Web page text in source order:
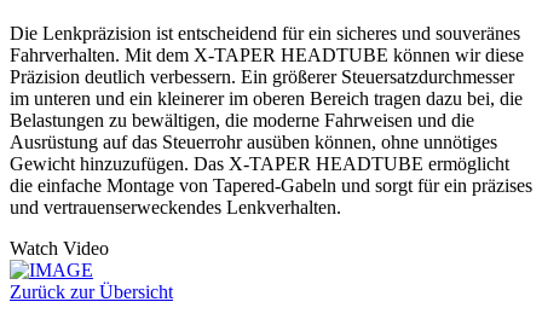
Die Lenkpräzision ist entscheidend für ein sicheres und souveränes
Fahrverhalten. Mit dem X-TAPER HEADTUBE können wir diese
Präzision deutlich verbessern. Ein größerer Steuersatzdurchmesser
im unteren und ein kleinerer im oberen Bereich tragen dazu bei, die
Belastungen zu bewältigen, die moderne Fahrweisen und die
Ausrüstung auf das Steuerrohr ausüben können, ohne unnötiges
Gewicht hinzuzufügen. Das X-TAPER HEADTUBE ermöglicht
die einfache Montage von Tapered-Gabeln und sorgt für ein präzises
und vertrauenserweckendes Lenkverhalten.
Watch Video
Zurück zur Übersicht